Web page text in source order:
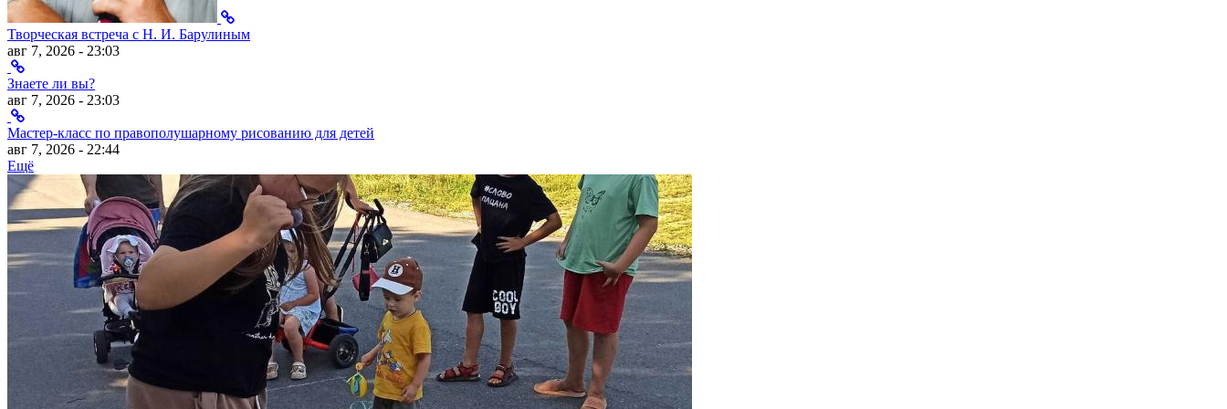
Творческая встреча с Н. И. Барулиным
авг 7, 2026 - 23:03
Знаете ли вы?
авг 7, 2026 - 23:03
Мастер-класс по правополушарному рисованию для детей
авг 7, 2026 - 22:44
Ещё